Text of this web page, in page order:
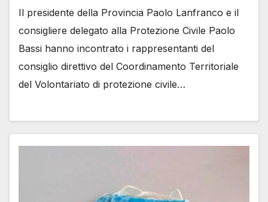
Il presidente della Provincia Paolo Lanfranco e il
consigliere delegato alla Protezione Civile Paolo
Bassi hanno incontrato i rappresentanti del
consiglio direttivo del Coordinamento Territoriale
del Volontariato di protezione civile…